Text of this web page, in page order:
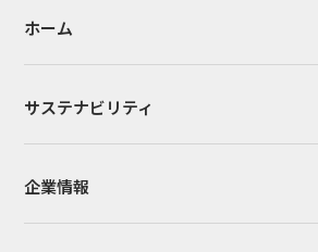
ホーム
サステナビリティ
企業情報